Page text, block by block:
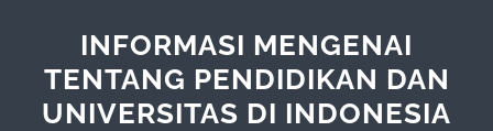
INFORMASI MENGENAI
TENTANG PENDIDIKAN DAN
UNIVERSITAS DI INDONESIA